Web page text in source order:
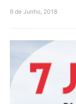
6 de Junho, 2018